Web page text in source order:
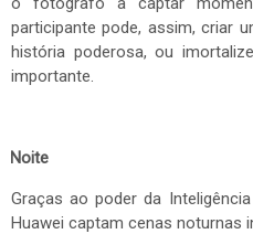
participante pode, assim, criar
história poderosa, ou
importante.
Noite
Graças ao poder da
Huawei captam cenas noturnas